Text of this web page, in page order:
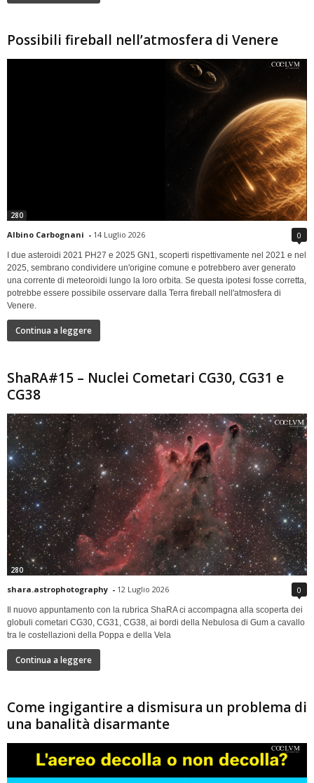
Possibili fireball nell’atmosfera di Venere
280
Albino Carbognani - 14 Luglio 2026 0
I due asteroidi 2021 PH27 e 2025 GN1, scoperti rispettivamente nel 2021 e nel
2025, sembrano condividere un'origine comune e potrebbero aver generato
una corrente di meteoroidi lungo la loro orbita. Se questa ipotesi fosse corretta,
potrebbe essere possibile osservare dalla Terra fireball nell'atmosfera di
Venere.
Continua a leggere
ShaRA#15 – Nuclei Cometari CG30, CG31 e
CG38
280
shara.astrophotography - 12 Luglio 2026 0
Il nuovo appuntamento con la rubrica ShaRA ci accompagna alla scoperta dei
globuli cometari CG30, CG31, CG38, ai bordi della Nebulosa di Gum a cavallo
tra le costellazioni della Poppa e della Vela
Continua a leggere
Come ingigantire a dismisura un problema di
una banalità disarmante